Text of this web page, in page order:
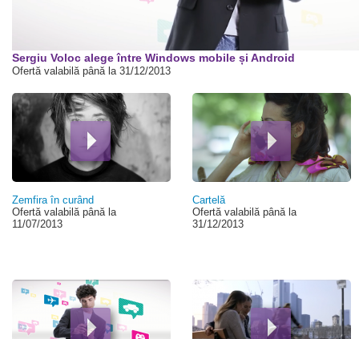
Sergiu Voloc alege între Windows mobile și Android
Ofertă valabilă până la 31/12/2013
Zemfira în curând
Ofertă valabilă până la
11/07/2013
Cartelă
Ofertă valabilă până la
31/12/2013
Pagini